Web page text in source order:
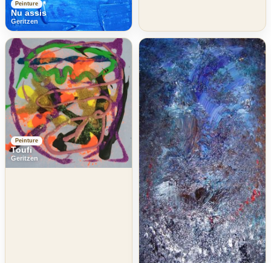
Peinture
Nu assis
Geritzen
Peinture
Toufi
Geritzen